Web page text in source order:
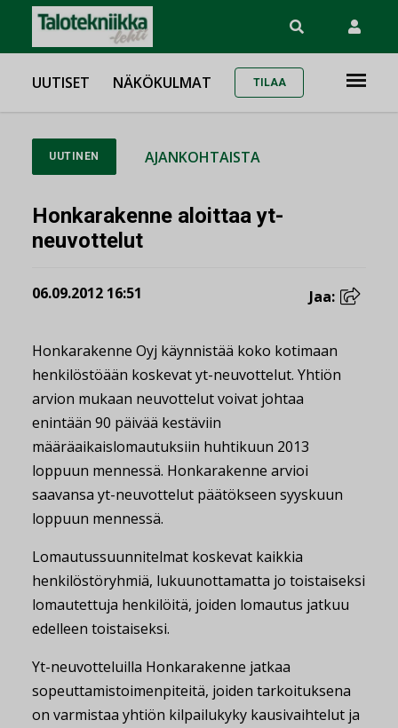
UUTISET NÄKÖKULMAT TILAA
UUTINEN AJANKOHTAISTA
Honkarakenne aloittaa yt-
neuvottelut
06.09.2012 16:51 Jaa:
Honkarakenne Oyj käynnistää koko kotimaan
henkilöstöään koskevat yt-neuvottelut. Yhtiön
arvion mukaan neuvottelut voivat johtaa
enintään 90 päivää kestäviin
määräaikaislomautuksiin huhtikuun 2013
loppuun mennessä. Honkarakenne arvioi
saavansa yt-neuvottelut päätökseen syyskuun
loppuun mennessä.
Lomautussuunnitelmat koskevat kaikkia
henkilöstöryhmiä, lukuunottamatta jo toistaiseksi
lomautettuja henkilöitä, joiden lomautus jatkuu
edelleen toistaiseksi.
Yt-neuvotteluilla Honkarakenne jatkaa
sopeuttamistoimenpiteitä, joiden tarkoituksena
on varmistaa yhtiön kilpailukyky kausivaihtelut ja